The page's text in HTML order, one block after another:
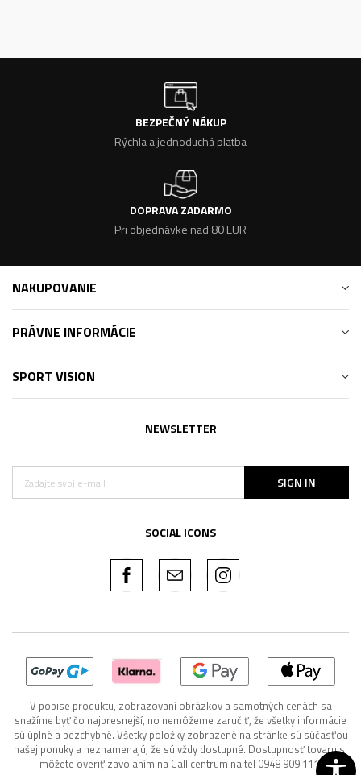
BEZPEČNÝ NÁKUP
Rýchla a jednoduchá platba
DOPRAVA ZADARMO
Pri objednávke nad 80 EUR
NAKUPOVANIE
PRÁVNE INFORMÁCIE
SPORT VISION
NEWSLETTER
SIGN IN
SOCIAL ICONS
V popise produktu, zobrazovaní obrázkov a samotných cenách sa
snažíme byť čo najpresnejší, no nemôžeme zaručiť, že všetky informácie
sú úplné a bezchybné. Všetky položky zobrazené na stránke sú súčasťou
našej ponuky a neznamenajú, že sú vždy dostupné. Dostupnosť tovaru si
môžete overiť zavolaním na Call centrum na tel 0948 909 111.